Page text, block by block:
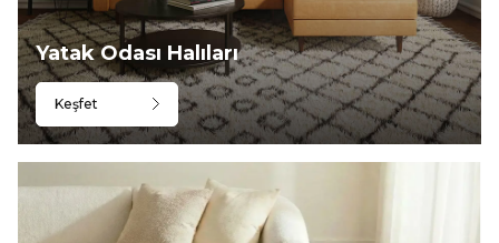
Yatak Odası Halıları
Keşfet